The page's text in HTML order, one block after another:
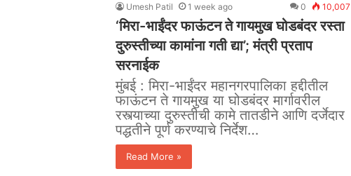
Umesh Patil 1 week ago 0 10,007
‘मिरा-भाईंदर फाऊंटन ते गायमुख घोडबंदर रस्ता
दुरुस्तीच्या कामांना गती द्या’; मंत्री प्रताप
सरनाईक
मुंबई : मिरा-भाईंदर महानगरपालिका हद्दीतील
फाऊंटन ते गायमुख या घोडबंदर मार्गावरील
रस्त्याच्या दुरुस्तीची कामे तातडीने आणि दर्जेदार
पद्धतीने पूर्ण करण्याचे निर्देश…
Read More »